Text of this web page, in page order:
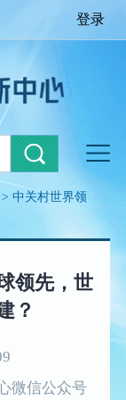
登录
>中关村世界领
领先，世
？
微信公众号